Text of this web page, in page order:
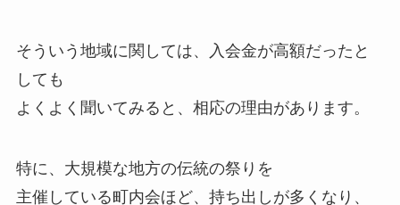
そういう地域に関しては、入会金が高額だったと
しても
よくよく聞いてみると、相応の理由があります。
特に、大規模な地方の伝統の祭りを
主催している町内会ほど、持ち出しが多くなり、